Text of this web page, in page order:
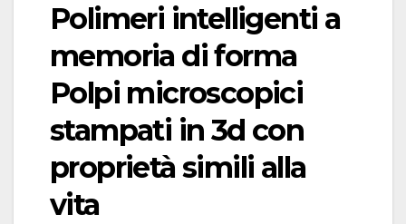
Polimeri intelligenti a
memoria di forma
Polpi microscopici
stampati in 3d con
proprietà simili alla
vita